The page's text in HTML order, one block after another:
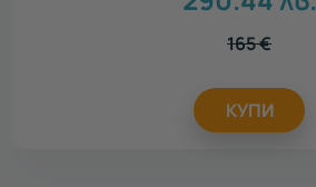
165€
КУПИ